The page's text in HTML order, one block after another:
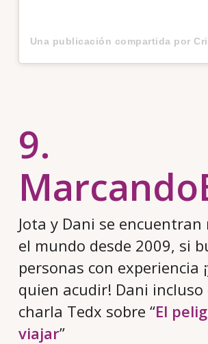
9.
Jota y Dani se
el mundo desde 2009, si
personas con experiencia
quien acudir! Dani incluso
charla Tedx sobre “El
viajar”